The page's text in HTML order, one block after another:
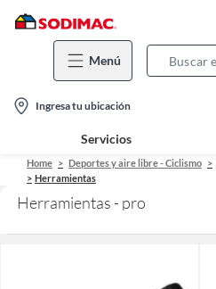
Menú
location-
icon
Ingresa tu ubicación
Servicios
Home Deportes y aire libre - Ciclismo
Herramientas
Herramientas - pro